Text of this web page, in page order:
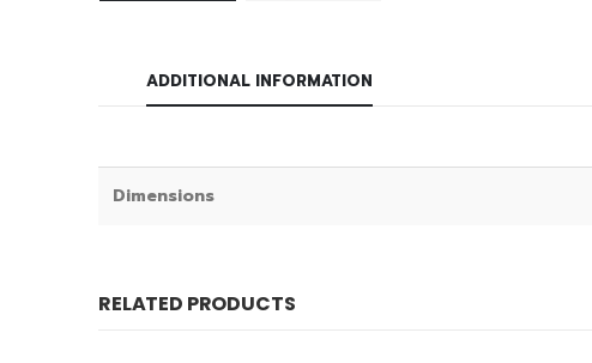
ADDITIONAL INFORMATION
Dimensions
RELATED PRODUCTS